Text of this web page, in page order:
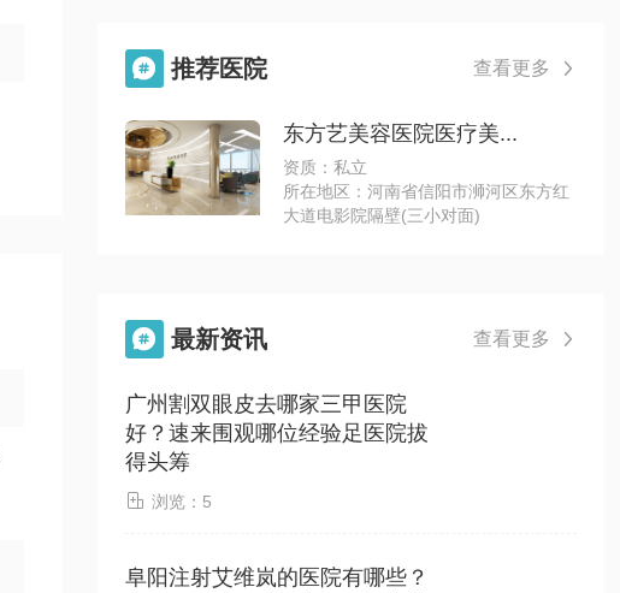
 推荐医院 查看更多 
东方艺美容医院医疗美...
资质：私立
所在地区：河南省信阳市浉河区东方红
大道电影院隔壁(三小对面)
 最新资讯 查看更多 
广州割双眼皮去哪家三甲医院
好？速来围观哪位经验足医院拔
得头筹
 浏览：5
阜阳注射艾维岚的医院有哪些？